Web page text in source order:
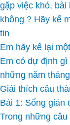
gặp việc khó,
không ? Hãy kể
tin
Em hãy kể lại
Em có dự định
những năm
Giải thích câu
Bài 1: Sống giản
Trong những